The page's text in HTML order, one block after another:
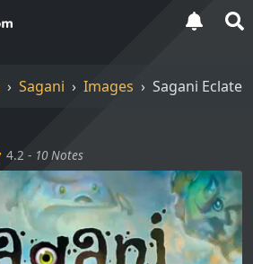
Sagani Images Sagani Eclate
(,)
4.2 - 10 Notes